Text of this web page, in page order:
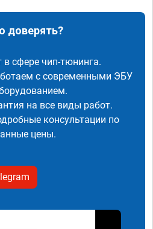
доверять?
сфере чип-тюнинга.
с современными ЭБУ
на все виды работ.
консультации по
цены.